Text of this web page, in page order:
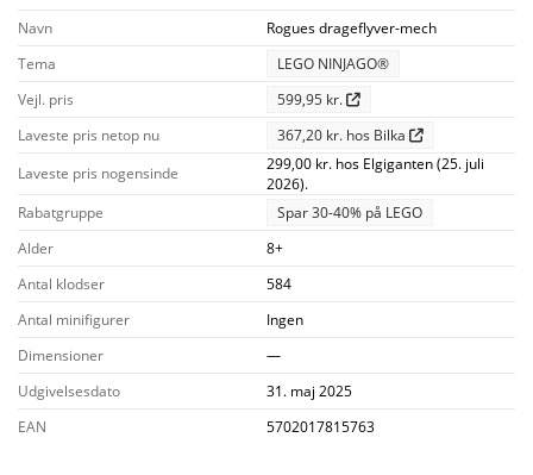
Navn
Rogues drageflyver-mech
Tema
LEGO NINJAGO®
Vejl. pris
599,95 kr.
Laveste pris netop nu
367,20 kr. hos Bilka
Laveste pris nogensinde
299,00 kr. hos Elgiganten (25. juli
2026).
Rabatgruppe
Spar 30-40% på LEGO
Alder
8+
Antal klodser
584
Antal minifigurer
Ingen
Dimensioner
—
Udgivelsesdato
31. maj 2025
EAN
5702017815763